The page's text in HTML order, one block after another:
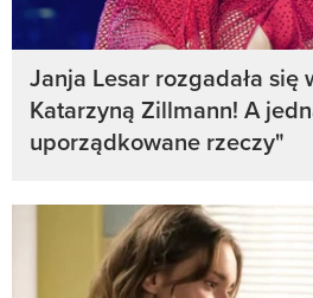
Janja Lesar rozgadała się
Katarzyną Zillmann! A
uporządkowane rzeczy"